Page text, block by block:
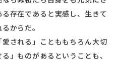
存在であると実感し、生きて
からだ。
される」ことももちろん大切
」ものがあるということも、